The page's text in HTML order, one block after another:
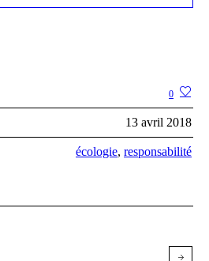
0
13 avril 2018
écologie, responsabilité